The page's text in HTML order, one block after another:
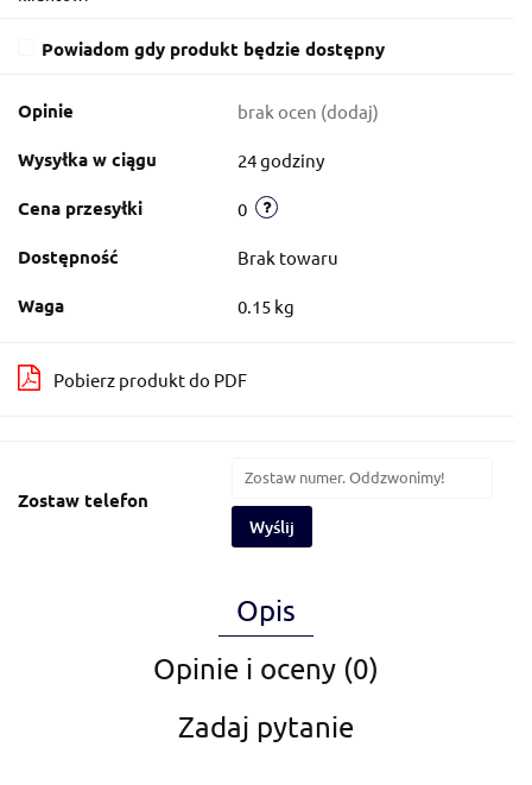
Powiadom gdy produkt będzie dostępny
Opinie brak ocen (dodaj)
Wysyłka w ciągu 24 godziny
Cena przesyłki 0
Dostępność Brak towaru
Waga 0.15 kg
Pobierz produkt do PDF
Zostaw telefon
Wyślij
Opis
Opinie i oceny (0)
Zadaj pytanie